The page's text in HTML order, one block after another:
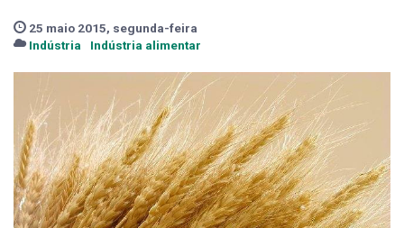
25 maio 2015, segunda-feira
Indústria
Indústria alimentar